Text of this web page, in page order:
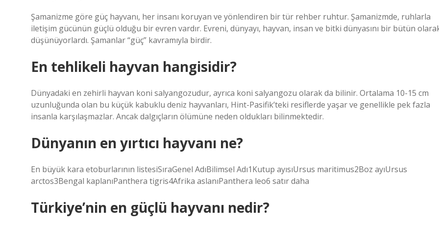
Şamanizme göre güç hayvanı, her insanı koruyan ve yönlendiren bir tür rehber ruhtur. Şamanizmde, ruhlarla
iletişim gücünün güçlü olduğu bir evren vardır. Evreni, dünyayı, hayvan, insan ve bitki dünyasını bir bütün
düşünüyorlardı. Şamanlar “güç” kavramıyla birdir.
En tehlikeli hayvan hangisidir?
Dünyadaki en zehirli hayvan koni salyangozudur, ayrıca koni salyangozu olarak da bilinir. Ortalama 10-15 cm
uzunluğunda olan bu küçük kabuklu deniz hayvanları, Hint-Pasifik’teki resiflerde yaşar ve genellikle pek fazla
insanla karşılaşmazlar. Ancak dalgıçların ölümüne neden oldukları bilinmektedir.
Dünyanın en yırtıcı hayvanı ne?
En büyük kara etoburlarının listesiSıraGenel AdıBilimsel Adı1Kutup ayısıUrsus maritimus2Boz ayıUrsus
arctos3Bengal kaplanıPanthera tigris4Afrika aslanıPanthera leo6 satır daha
Türkiye’nin en güçlü hayvanı nedir?